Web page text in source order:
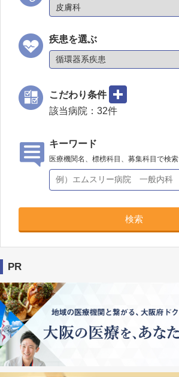
疾患を選ぶ
こだわり条件
該当病院： 32件
キーワード
医療機関名、標榜科目、募集科目で検索
検索
PR